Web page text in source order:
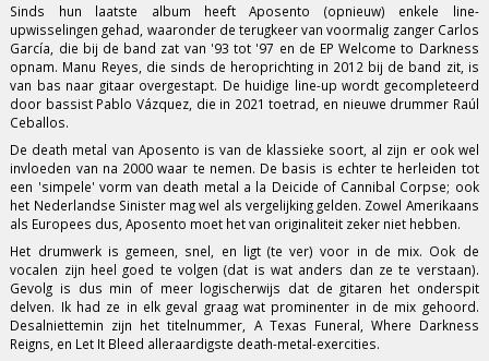
Sinds hun laatste album heeft Aposento (opnieuw) enkele line-
upwisselingen gehad, waaronder de terugkeer van voormalig zanger Carlos
García, die bij de band zat van '93 tot '97 en de EP Welcome to Darkness
opnam. Manu Reyes, die sinds de heroprichting in 2012 bij de band zit, is
van bas naar gitaar overgestapt. De huidige line-up wordt gecompleteerd
door bassist Pablo Vázquez, die in 2021 toetrad, en nieuwe drummer Raúl
Ceballos.
De death metal van Aposento is van de klassieke soort, al zijn er ook wel
invloeden van na 2000 waar te nemen. De basis is echter te herleiden tot
een 'simpele' vorm van death metal a la Deicide of Cannibal Corpse; ook
het Nederlandse Sinister mag wel als vergelijking gelden. Zowel Amerikaans
als Europees dus, Aposento moet het van originaliteit zeker niet hebben.
Het drumwerk is gemeen, snel, en ligt (te ver) voor in de mix. Ook de
vocalen zijn heel goed te volgen (dat is wat anders dan ze te verstaan).
Gevolg is dus min of meer logischerwijs dat de gitaren het onderspit
delven. Ik had ze in elk geval graag wat prominenter in de mix gehoord.
Desalniettemin zijn het titelnummer, A Texas Funeral, Where Darkness
Reigns, en Let It Bleed alleraardigste death-metal-exercities.